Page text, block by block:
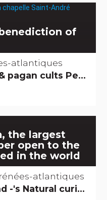
of
atlantiques
from here Remarkable buildings
the largest
open to the
in the world
atlantiques
Natural curiosities